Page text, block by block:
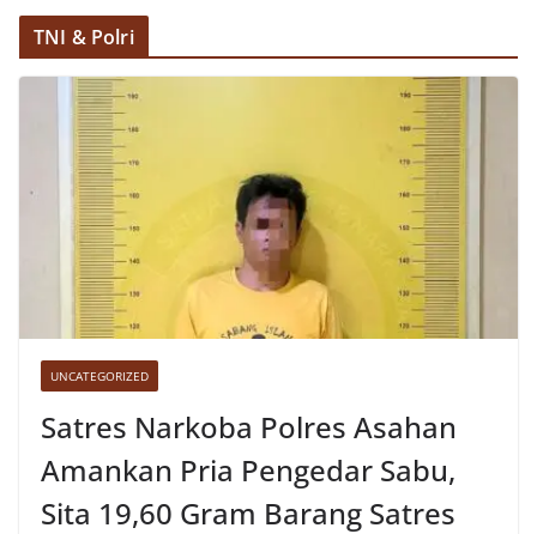
TNI & Polri
UNCATEGORIZED
Satres Narkoba Polres Asahan
Amankan Pria Pengedar Sabu,
Sita 19,60 Gram Barang Satres